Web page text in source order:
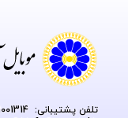
تلفن پشتیبانی: 91001314 – 024 09106877251